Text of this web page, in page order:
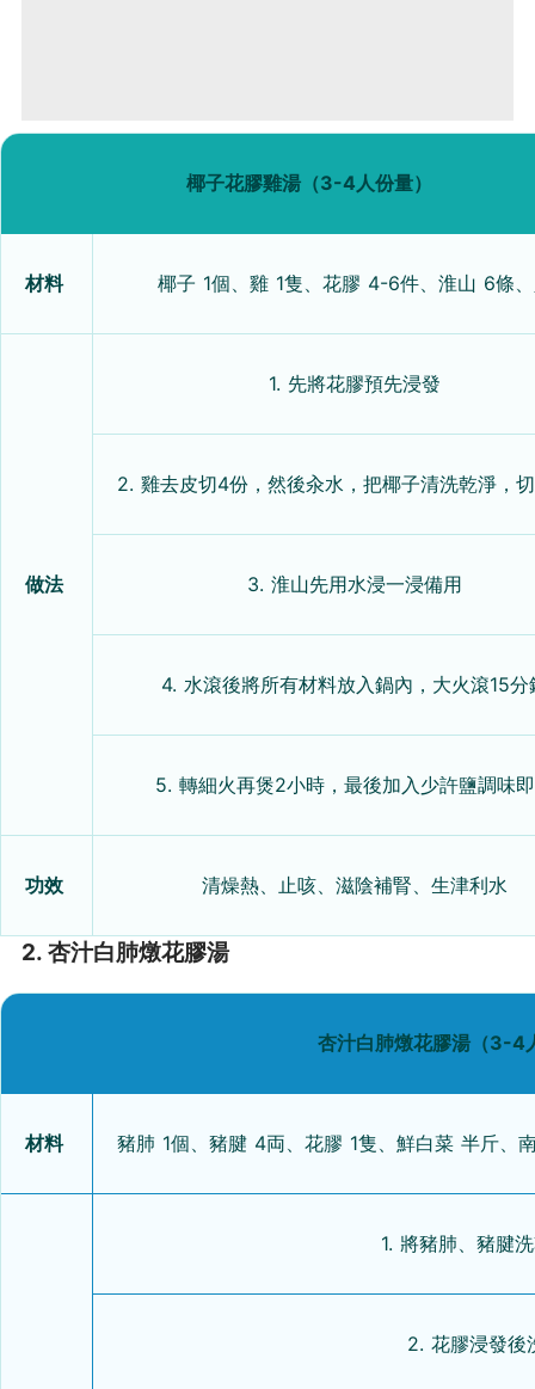
椰子花膠雞湯（3-4人份量）
材料 椰子 1個、雞 1隻、花膠 4-6件、淮山 6條
做法
1. 先將花膠預先浸發
2. 雞去皮切4份，然後汆水，把椰子清洗乾淨，
3. 淮山先用水浸一浸備用
4. 水滾後將所有材料放入鍋內，大火滾15分
5. 轉細火再煲2小時，最後加入少許鹽調味
功效 清燥熱、止咳、滋陰補腎、生津利水
2. 杏汁白肺燉花膠湯
杏汁白肺燉花膠湯（3-4
材料 豬肺 1個、豬腱 4両、花膠 1隻、鮮白菜 半斤、
1. 將豬肺、豬腱
2. 花膠浸發後